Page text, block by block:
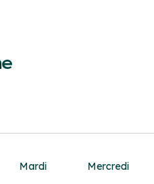
Mardi Mercredi